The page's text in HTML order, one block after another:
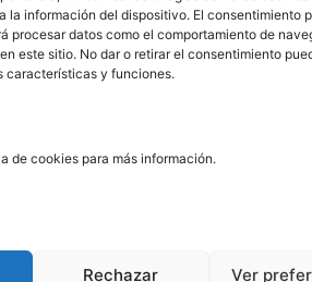
la información del dispositivo. El consentimiento
procesar datos como el comportamiento de
este sitio. No dar o retirar el consentimiento
características y funciones.
de cookies para más información.
Rechazar Ver
de autoedición
306
La